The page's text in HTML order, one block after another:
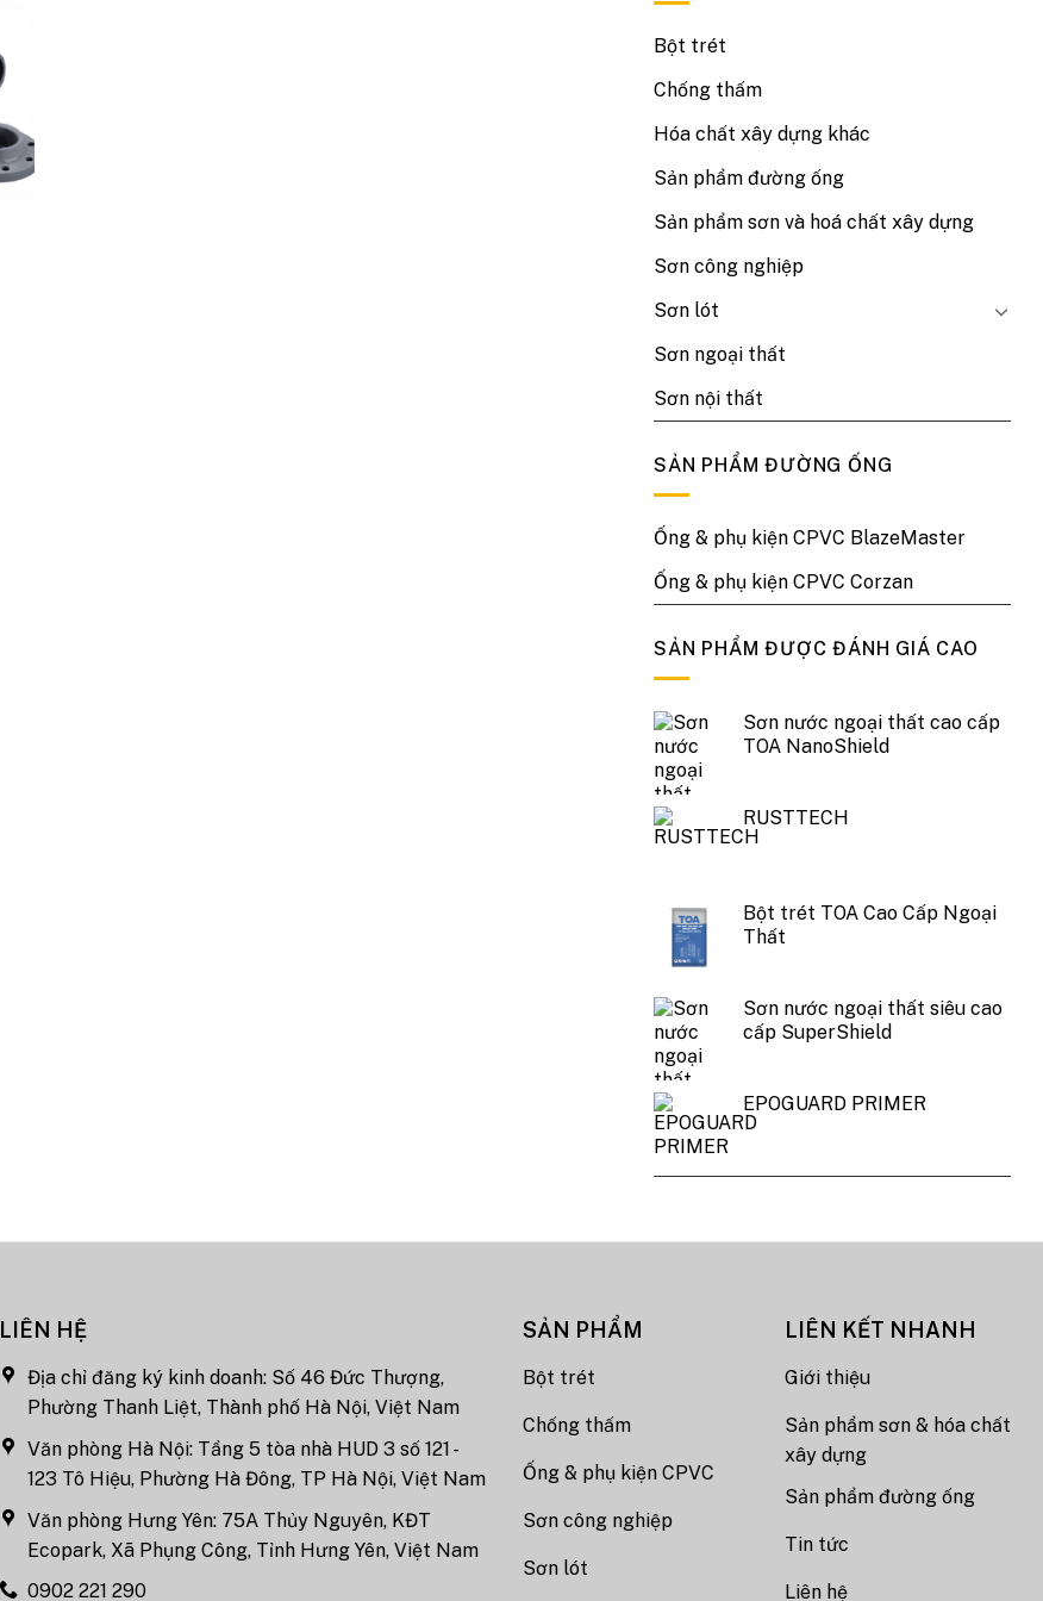
nhất
Bột trét
Chống thấm
Hóa chất xây dựng khác
Sản phẩm đường ống
Sản phẩm sơn và hoá chất xây dựng
Sơn công nghiệp
Sơn lót
Sơn ngoại thất
Sơn nội thất
SẢN PHẨM ĐƯỜNG ỐNG
Ống & phụ kiện CPVC BlazeMaster
Ống & phụ kiện CPVC Corzan
SẢN PHẨM ĐƯỢC ĐÁNH GIÁ CAO
Sơn nước ngoại thất cao cấp
TOA NanoShield
RUSTTECH
Bột trét TOA Cao Cấp Ngoại
Thất
Sơn nước ngoại thất siêu cao
cấp SuperShield
EPOGUARD PRIMER
LIÊN HỆ
Địa chỉ đăng ký kinh doanh: Số 46 Đức Thượng,
Phường Thanh Liệt, Thành phố Hà Nội, Việt Nam
Văn phòng Hà Nội: Tầng 5 tòa nhà HUD 3 số 121 -
123 Tô Hiệu, Phường Hà Đông, TP Hà Nội, Việt Nam
Văn phòng Hưng Yên: 75A Thủy Nguyên, KĐT
Ecopark, Xã Phụng Công, Tỉnh Hưng Yên, Việt Nam
0902 221 290
SẢN PHẨM
Bột trét
Chống thấm
Ống & phụ kiện CPVC
Sơn công nghiệp
Sơn lót
LIÊN KẾT NHANH
Giới thiệu
Sản phẩm sơn & hóa chất
xây dựng
Sản phẩm đường ống
Tin tức
Liên hệ